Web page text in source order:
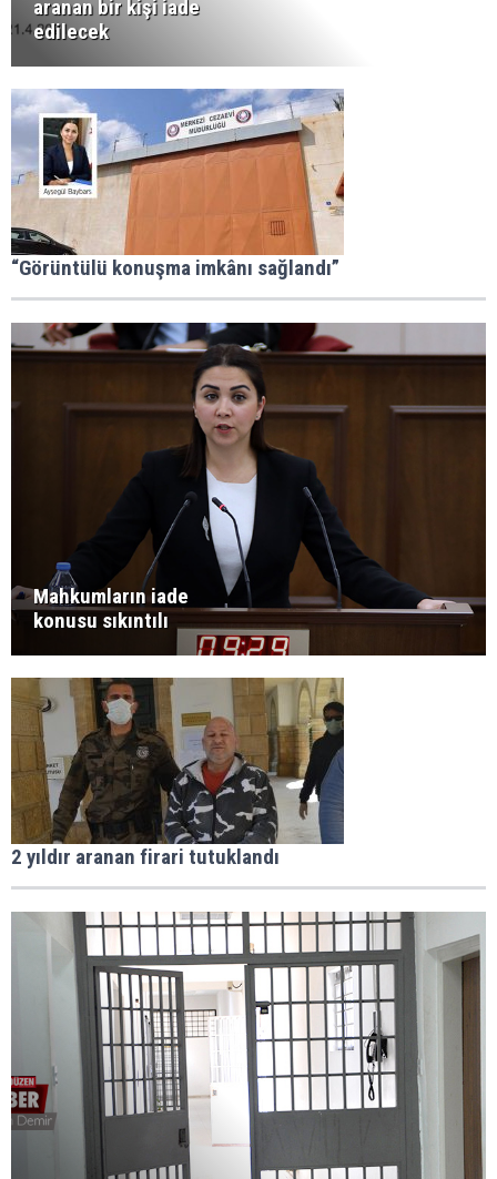
aranan bir kişi iade
edilecek
“Görüntülü konuşma imkânı sağlandı”
Mahkumların iade
konusu sıkıntılı
2 yıldır aranan firari tutuklandı